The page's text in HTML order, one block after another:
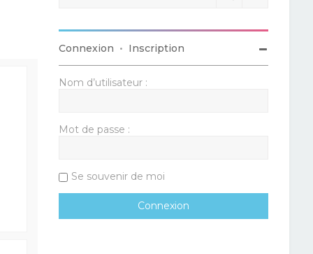
Connexion • Inscription
Nom d’utilisateur :
Mot de passe :
Se souvenir de moi